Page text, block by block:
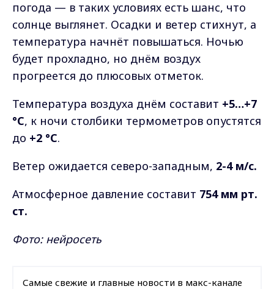
погода — в таких условиях есть шанс, что
солнце выглянет. Осадки и ветер стихнут, а
температура начнёт повышаться. Ночью
будет прохладно, но днём воздух
прогреется до плюсовых отметок.
Температура воздуха днём составит +5…+7
°C, к ночи столбики термометров опустятся
до +2 °C.
Ветер ожидается северо-западным, 2-4 м/с.
Атмосферное давление составит 754 мм рт.
ст.
Фото: нейросеть
Самые свежие и главные новости в макс-канале